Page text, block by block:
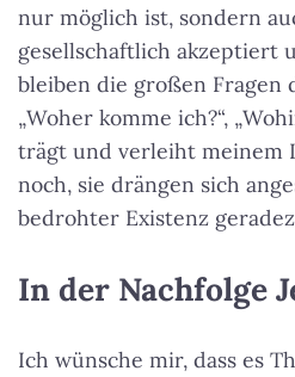
nur möglich ist, sondern
gesellschaftlich akzeptiert
bleiben die großen Fragen
„Woher komme ich?“,
trägt und verleiht meinem
noch, sie drängen sich
bedrohter Existenz
In der Nachfolge
Ich wünsche mir, dass es